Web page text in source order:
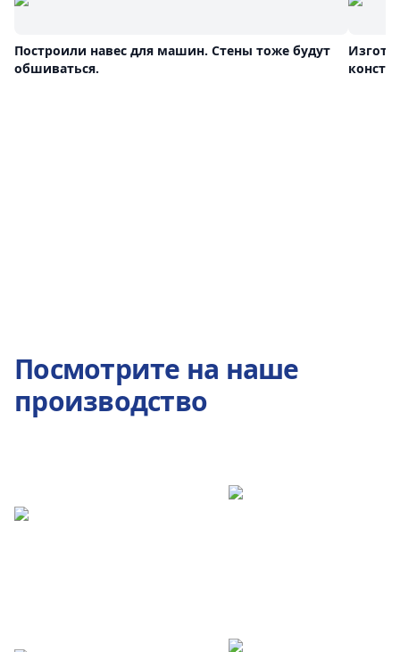
Построили навес для машин. Стены тоже будут
обшиваться.
Посмотрите на наше
производство